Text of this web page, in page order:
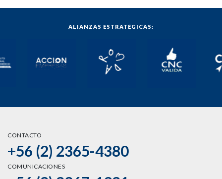
ALIANZAS ESTRATÉGICAS:
CONTACTO
+56 (2) 2365-4380
COMUNICACIONES